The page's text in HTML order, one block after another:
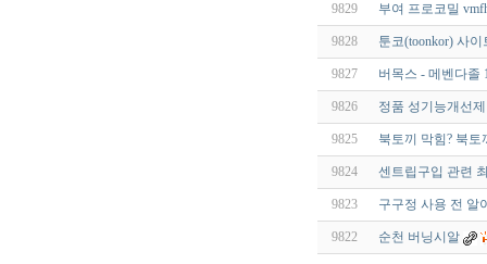
9829 부여 프로코밀
9828 툰코(toonkor) 사
9827 버목스 - 메벤다졸
9826 정품 성기능개선
9825 북토끼 막힘? 북
9824 센트립구입 관련
9823 구구정 사용 전 알
9822 순천 버닝시알